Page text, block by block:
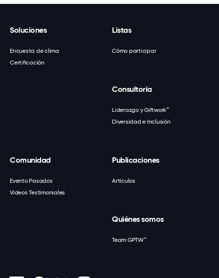
Soluciones
Encuesta de clima
Certificación
Listas
Cómo participar
Consultoría
Liderazgo y Giftwork™
Diversidad e Inclusión
Comunidad
Evento Pasados
Videos Testimoniales
Publicaciones
Artículos
Quiénes somos
Team GPTW™